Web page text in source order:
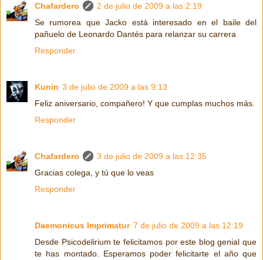
Chafardero
2 de julio de 2009 a las 2:19
Se rumorea que Jacko está interesado en el baile del
pañuelo de Leonardo Dantés para relanzar su carrera
Responder
Kunin 3 de julio de 2009 a las 9:13
Feliz aniversario, compañero! Y que cumplas muchos más.
Responder
Chafardero
3 de julio de 2009 a las 12:35
Gracias colega, y tú que lo veas
Responder
Daemonicus Imprimatur 7 de julio de 2009 a las 12:19
Desde Psicodelirium te felicitamos por este blog genial que
te has montado. Esperamos poder felicitarte el año que